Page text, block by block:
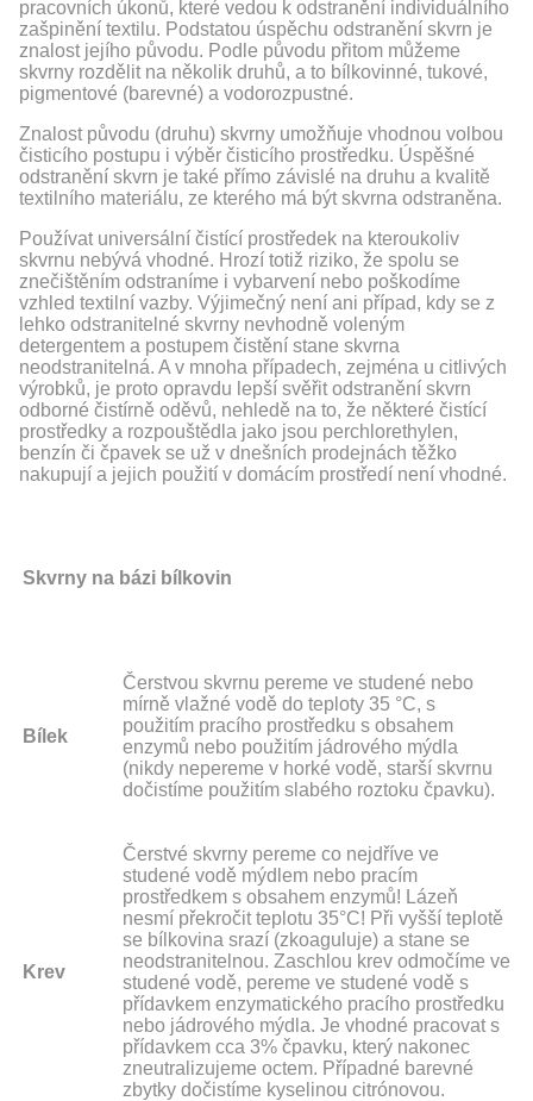
pracovních úkonů, které vedou k odstranění individuálního
zašpinění textilu. Podstatou úspěchu odstranění skvrn je
znalost jejího původu. Podle původu přitom můžeme
skvrny rozdělit na několik druhů, a to bílkovinné, tukové,
pigmentové (barevné) a vodorozpustné.
Znalost původu (druhu) skvrny umožňuje vhodnou volbou
čisticího postupu i výběr čisticího prostředku. Úspěšné
odstranění skvrn je také přímo závislé na druhu a kvalitě
textilního materiálu, ze kterého má být skvrna odstraněna.
Používat universální čistící prostředek na kteroukoliv
skvrnu nebývá vhodné. Hrozí totiž riziko, že spolu se
znečištěním odstraníme i vybarvení nebo poškodíme
vzhled textilní vazby. Výjimečný není ani případ, kdy se z
lehko odstranitelné skvrny nevhodně voleným
detergentem a postupem čistění stane skvrna
neodstranitelná. A v mnoha případech, zejména u citlivých
výrobků, je proto opravdu lepší svěřit odstranění skvrn
odborné čistírně oděvů, nehledě na to, že některé čistící
prostředky a rozpouštědla jako jsou perchlorethylen,
benzín či čpavek se už v dnešních prodejnách těžko
nakupují a jejich použití v domácím prostředí není vhodné.
Skvrny na bázi bílkovin
Bílek
Čerstvou skvrnu pereme ve studené nebo
mírně vlažné vodě do teploty 35 °C, s
použitím pracího prostředku s obsahem
enzymů nebo použitím jádrového mýdla
(nikdy nepereme v horké vodě, starší skvrnu
dočistíme použitím slabého roztoku čpavku).
Krev
Čerstvé skvrny pereme co nejdříve ve
studené vodě mýdlem nebo pracím
prostředkem s obsahem enzymů! Lázeň
nesmí překročit teplotu 35°C! Při vyšší teplotě
se bílkovina srazí (zkoaguluje) a stane se
neodstranitelnou. Zaschlou krev odmočíme ve
studené vodě, pereme ve studené vodě s
přídavkem enzymatického pracího prostředku
nebo jádrového mýdla. Je vhodné pracovat s
přídavkem cca 3% čpavku, který nakonec
zneutralizujeme octem. Případné barevné
zbytky dočistíme kyselinou citrónovou.